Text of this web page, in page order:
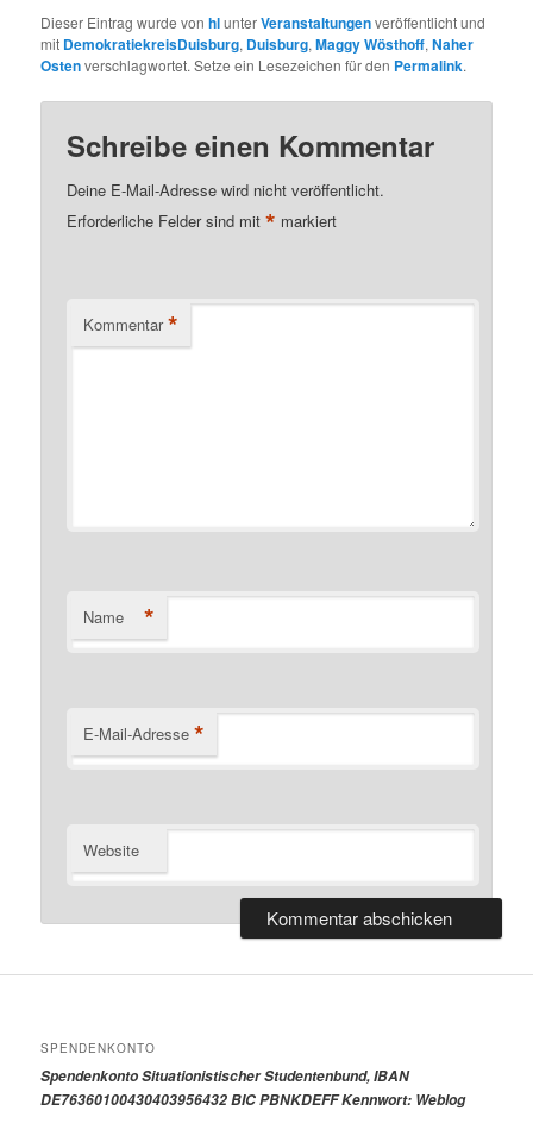
Dieser Eintrag wurde vonhlunterVeranstaltungenveröffentlicht und
mit DemokratiekreisDuisburg, Duisburg,Maggy Wösthoff,Naher
Ostenverschlagwortet. Setze ein Lesezeichen für den Permalink.
Schreibe einen Kommentar
Deine E-Mail-Adresse wird nicht veröffentlicht.
Erforderliche Felder sind mit* markiert
Kommentar *
Name *
E-Mail-Adresse *
Website
SPENDENKONTO
Spendenkonto Situationistischer Studentenbund, IBAN
DE76360100430403956432 BIC PBNKDEFF Kennwort: Weblog